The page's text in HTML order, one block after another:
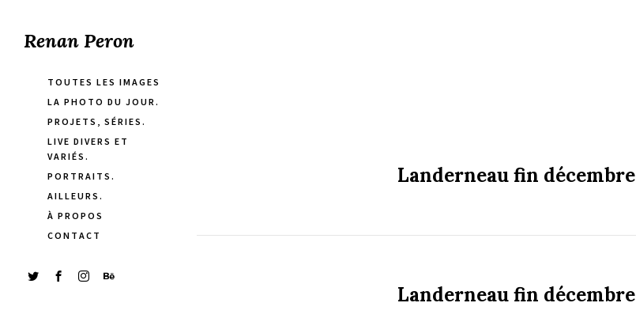
Renan Peron
TOUTES LES IMAGES
LA PHOTO DU JOUR.
PROJETS, SÉRIES.
LIVE DIVERS ET
VARIÉS.
PORTRAITS.
AILLEURS.
À PROPOS
CONTACT
Landerneau fin décembre
Landerneau fin décembre